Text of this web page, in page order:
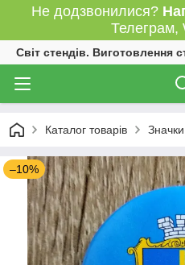
Не додзвонилися?
Телеграм,
Світ стендів. Виготовлення
Каталог товарів
–10%